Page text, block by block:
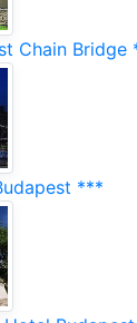
Chain Bridge
***